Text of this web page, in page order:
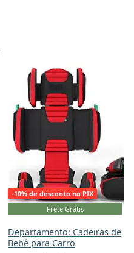
-10% de desconto no PIX
Frete Grátis
Departamento: Cadeiras de
Bebê para Carro